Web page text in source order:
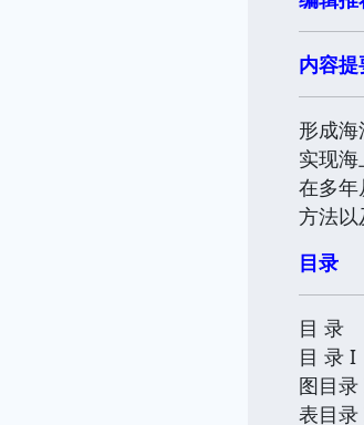
内容提
形成
实现
在多
方法以
目录
目 录
目 录 I
图目
表目录